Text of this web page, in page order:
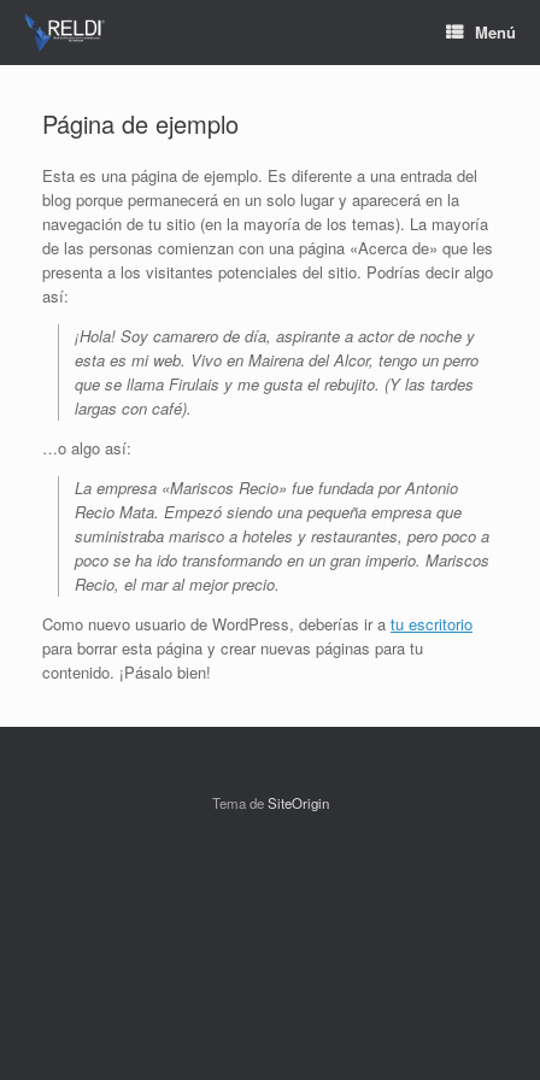
Saltar
contenido
Menú
Página de ejemplo
Esta es una página de ejemplo. Es diferente a una entrada del
blog porque permanecerá en un solo lugar y aparecerá en la
navegación de tu sitio (en la mayoría de los temas). La mayoría
de las personas comienzan con una página «Acerca de» que les
presenta a los visitantes potenciales del sitio. Podrías decir algo
así:
¡Hola! Soy camarero de día, aspirante a actor de noche y
esta es mi web. Vivo en Mairena del Alcor, tengo un perro
que se llama Firulais y me gusta el rebujito. (Y las tardes
largas con café).
…o algo así:
La empresa «Mariscos Recio» fue fundada por Antonio
Recio Mata. Empezó siendo una pequeña empresa que
suministraba marisco a hoteles y restaurantes, pero poco a
poco se ha ido transformando en un gran imperio. Mariscos
Recio, el mar al mejor precio.
Como nuevo usuario de WordPress, deberías ir a tu escritorio
para borrar esta página y crear nuevas páginas para tu
contenido. ¡Pásalo bien!
Tema deSiteOrigin